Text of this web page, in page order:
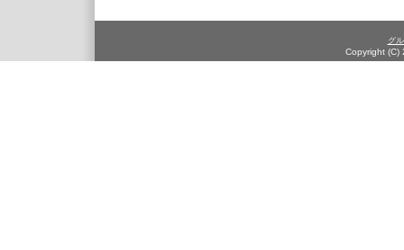
グ
Copyright (C)